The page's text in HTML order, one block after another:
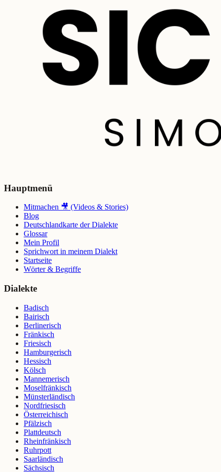
Hauptmenü
Mitmachen 🎥 (Videos & Stories)
Blog
Deutschlandkarte der Dialekte
Glossar
Mein Profil
Sprichwort in meinem Dialekt
Startseite
Wörter & Begriffe
Dialekte
Badisch
Bairisch
Berlinerisch
Fränkisch
Friesisch
Hamburgerisch
Hessisch
Kölsch
Mannemerisch
Moselfränkisch
Münsterländisch
Nordfriesisch
Österreichisch
Pfälzisch
Plattdeutsch
Rheinfränkisch
Ruhrpott
Saarländisch
Sächsisch